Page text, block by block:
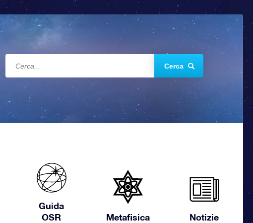
Cerca
Guida
OSR
Metafisica Notizie